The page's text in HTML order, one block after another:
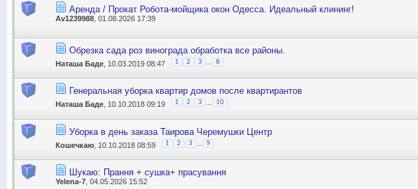
Аренда / Прокат Робота-мойщика окон Одесса. Идеальный клининг!
Av1239988, 01.08.2026 17:39
Обрезка сада роз винограда обработка все районы.
Наташа Баде , 10.03.2019 08:47 1 2 3 8
Генеральная уборка квартир домов после квартирантов
Наташа Баде , 10.10.2018 09:19 1 2 3 10
Уборка в день заказа Таирова Черемушки Центр
Кошечкаю , 10.10.2018 08:59 1 2 3 9
Шукаю: Прання + сушка+ прасування
Yelena-7 , 04.05.2026 15:52